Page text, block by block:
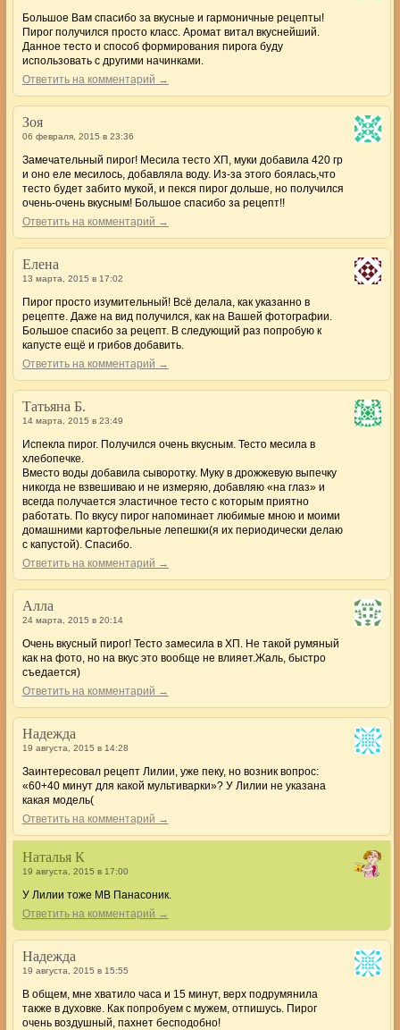
Большое Вам спасибо за вкусные и гармоничные рецепты!
Пирог получился просто класс. Аромат витал вкуснейший.
Данное тесто и способ формирования пирога буду
использовать с другими начинками.
Ответить на комментарий →
Зоя
06 февраля, 2015 в 23:36
Замечательный пирог! Месила тесто ХП, муки добавила 420 гр
и оно еле месилось, добавляла воду. Из-за этого боялась,что
тесто будет забито мукой, и пекся пирог дольше, но получился
очень-очень вкусным! Большое спасибо за рецепт!!
Ответить на комментарий →
Елена
13 марта, 2015 в 17:02
Пирог просто изумительный! Всё делала, как указанно в
рецепте. Даже на вид получился, как на Вашей фотографии.
Большое спасибо за рецепт. В следующий раз попробую к
капусте ещё и грибов добавить.
Ответить на комментарий →
Татьяна Б.
14 марта, 2015 в 23:49
Испекла пирог. Получился очень вкусным. Тесто месила в
хлебопечке.
Вместо воды добавила сыворотку. Муку в дрожжевую выпечку
никогда не взвешиваю и не измеряю, добавляю «на глаз» и
всегда получается эластичное тесто с которым приятно
работать. По вкусу пирог напоминает любимые мною и моими
домашними картофельные лепешки(я их периодически делаю
с капустой). Спасибо.
Ответить на комментарий →
Алла
24 марта, 2015 в 20:14
Очень вкусный пирог! Тесто замесила в ХП. Не такой румяный
как на фото, но на вкус это вообще не влияет.Жаль, быстро
съедается)
Ответить на комментарий →
Надежда
19 августа, 2015 в 14:28
Заинтересовал рецепт Лилии, уже пеку, но возник вопрос:
«60+40 минут для какой мультиварки»? У Лилии не указана
какая модель(
Ответить на комментарий →
Наталья К
19 августа, 2015 в 17:00
У Лилии тоже МВ Панасоник.
Ответить на комментарий →
Надежда
19 августа, 2015 в 15:55
В общем, мне хватило часа и 15 минут, верх подрумянила
также в духовке. Как попробуем с мужем, отпишусь. Пирог
очень воздушный, пахнет бесподобно!